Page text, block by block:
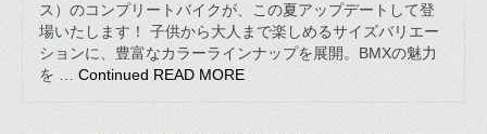
ス）のコンプリートバイクが、この夏アップデートして登
場いたします！ 子供から大人まで楽しめるサイズバリエー
ションに、豊富なカラーラインナップを展開。BMXの魅力
を … Continued READ MORE